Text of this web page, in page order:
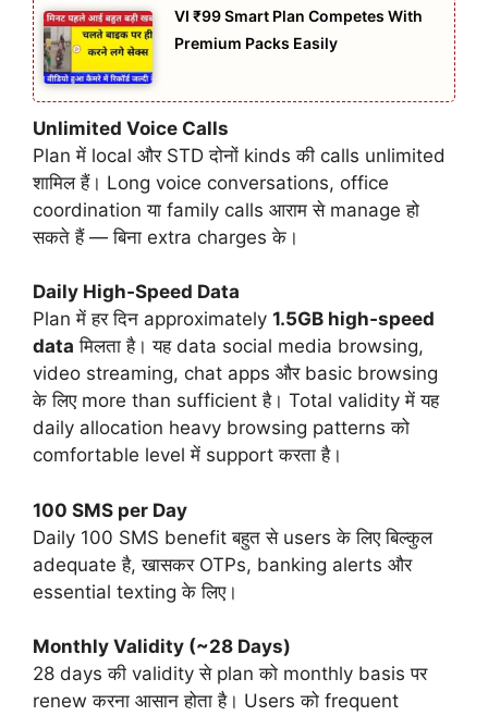
VI ₹99 Smart Plan Competes With
Premium Packs Easily
Unlimited Voice Calls
Plan में local और STD दोनों kinds की calls unlimited
शामिल हैं। Long voice conversations, office
coordination या family calls आराम से manage हो
सकते हैं — बिना extra charges के।
Daily High‑Speed Data
Plan में हर दिन approximately 1.5GB high‑speed
data मिलता है। यह data social media browsing,
video streaming, chat apps और basic browsing
के लिए more than sufficient है। Total validity में यह
daily allocation heavy browsing patterns को
comfortable level में support करता है।
100 SMS per Day
Daily 100 SMS benefit बहुत से users के लिए बिल्कुल
adequate है, खासकर OTPs, banking alerts और
essential texting के लिए।
Monthly Validity (~28 Days)
28 days की validity से plan को monthly basis पर
renew करना आसान होता है। Users को frequent